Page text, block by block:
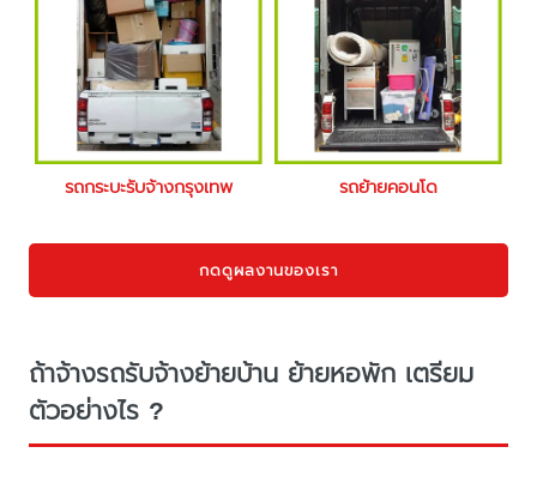
รถกระบะรับจ้างกรุงเทพ รถย้ายคอนโด
กดดูผลงานของเรา
ถ้าจ้างรถรับจ้างย้ายบ้าน ย้ายหอพัก เตรียม
ตัวอย่างไร ?